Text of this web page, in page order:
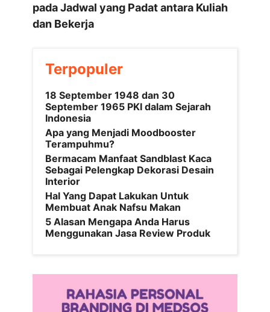
pada Jadwal yang Padat antara Kuliah
dan Bekerja
Terpopuler
18 September 1948 dan 30
September 1965 PKI dalam Sejarah
Indonesia
Apa yang Menjadi Moodbooster
Terampuhmu?
Bermacam Manfaat Sandblast Kaca
Sebagai Pelengkap Dekorasi Desain
Interior
Hal Yang Dapat Lakukan Untuk
Membuat Anak Nafsu Makan
5 Alasan Mengapa Anda Harus
Menggunakan Jasa Review Produk